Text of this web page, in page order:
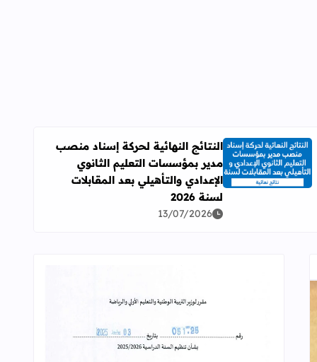
اقرأ المزيد عن النتائج النهائية لحركة إسناد منصب مدير بمؤسسات
النتائج النهائية لحركة إسناد منصب
مدير بمؤسسات التعليم الثانوي
الإعدادي والتأهيلي بعد المقابلات
لسنة 2026
13/07/2026
قراءة المزيد عن مقرر تنظيم السنة الدراسية